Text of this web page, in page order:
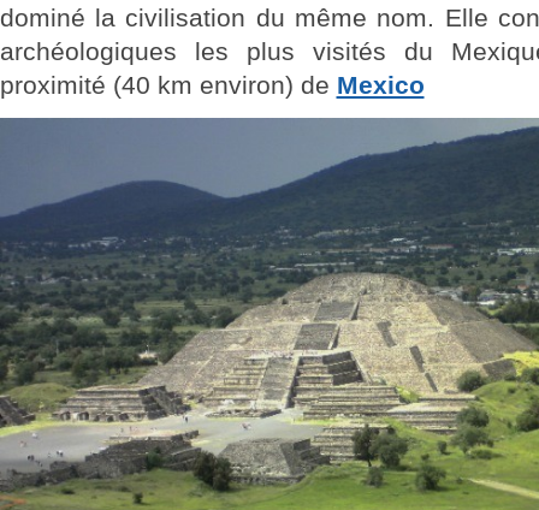
dominé la civilisation du même nom. Elle
archéologiques les plus visités du
proximité (40 km environ) de Mexico